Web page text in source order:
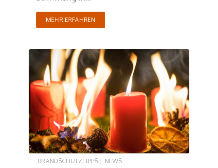
MEHR ERFAHREN
BRANDSCHUTZTIPPS | NEWS